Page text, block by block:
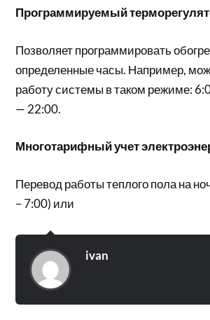
Программируемый
Позволяет программировать
определенные часы. Например,
работу системы в таком режиме:
— 22:00.
Многотарифный учет
Перевод работы теплого пола на
– 7:00) или
ivan